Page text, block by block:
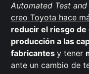
Automated Test and
creo Toyota hace
reducir el riesgo
producción a las
fabricantesy tener
ante un cambio de